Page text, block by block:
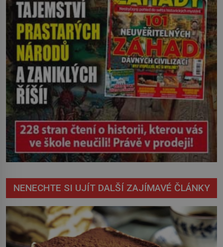
NENECHTE SI UJÍT DALŠÍ ZAJÍMAVÉ ČLÁNKY